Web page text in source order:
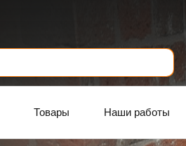
Товары Наши работы